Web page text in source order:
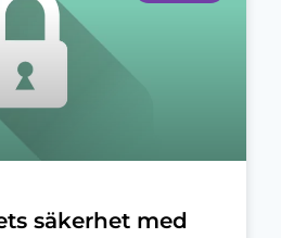
säkerhet med